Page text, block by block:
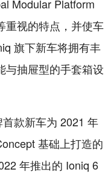
Modular Platform
重视的特点，并使车
旗下新车将拥有丰
与抽屉型的手套箱设
款新车为 2021 年
基础上打造的
年推出的 Ioniq 6